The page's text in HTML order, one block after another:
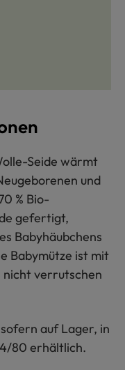
Seide wärmt
und
% Bio-
gefertigt,
Babyhäubchens
Babymütze ist mit
nicht verrutschen
auf Lager, in
80 erhältlich.